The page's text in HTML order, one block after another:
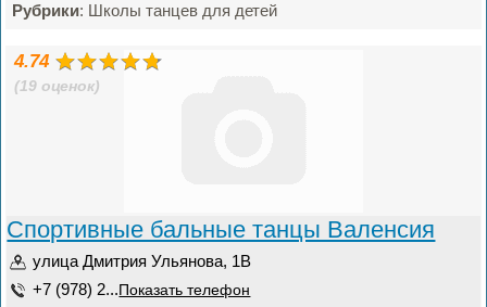
Рубрики: Школы танцев для детей
4.74
(19 оценок)
Спортивные бальные танцы Валенсия
улица Дмитрия Ульянова, 1В
+7 (978) 2... Показать телефон